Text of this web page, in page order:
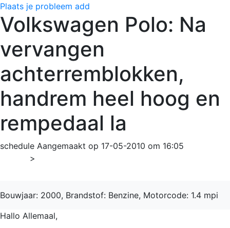
Plaats je probleem add
Volkswagen Polo: Na
vervangen
achterremblokken,
handrem heel hoog en
rempedaal la
schedule Aangemaakt op 17-05-2010 om 16:05
>
Bouwjaar: 2000, Brandstof: Benzine, Motorcode: 1.4 mpi
Hallo Allemaal,